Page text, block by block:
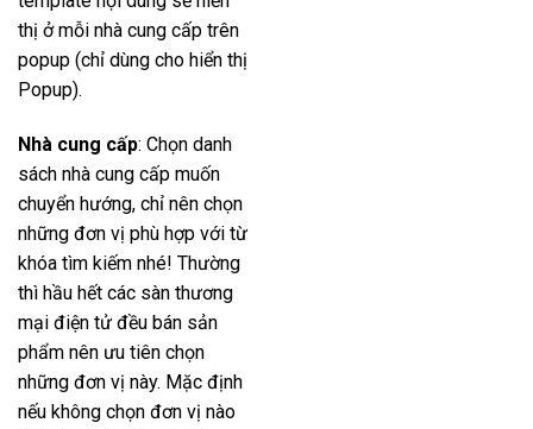
thị ở mỗi nhà cung cấp trên
popup (chỉ dùng cho hiển thị
Popup).
Nhà cung cấp: Chọn danh
sách nhà cung cấp muốn
chuyển hướng, chỉ nên chọn
những đơn vị phù hợp với từ
khóa tìm kiếm nhé! Thường
thì hầu hết các sàn thương
mại điện tử đều bán sản
phẩm nên ưu tiên chọn
những đơn vị này. Mặc định
nếu không chọn đơn vị nào